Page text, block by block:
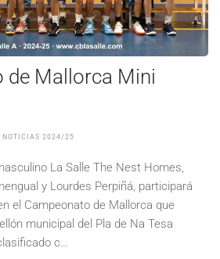
de Mallorca Mini
NOTICIAS 2024/25
La Salle The Nest Homes,
y Lourdes Perpiñá, participará
el Campeonato de Mallorca que
municipal del Pla de Na Tesa
c…